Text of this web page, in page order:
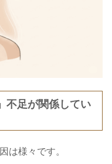
不足が関係してい
は様々です。